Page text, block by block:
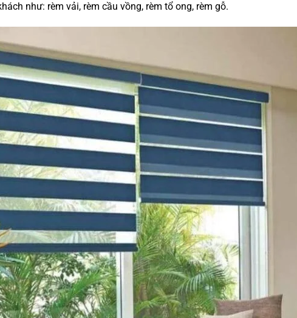
như: rèm vải, rèm cầu vồng, rèm tổ ong, rèm gỗ.